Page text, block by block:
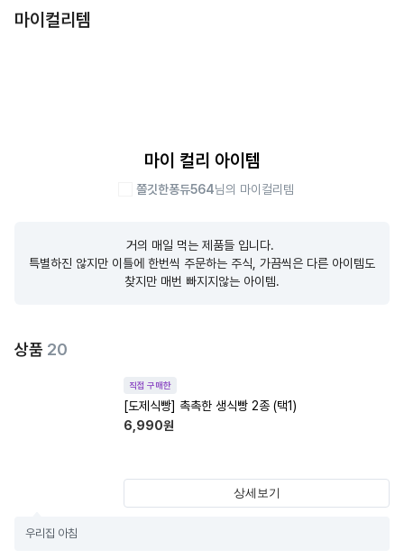
마이컬리템
마이 컬리 아이템
쫄깃한퐁듀564님의 마이컬리템
거의 매일 먹는 제품들 입니다.
특별하진 않지만 이틀에 한번씩 주문하는 주식, 가끔씩은 다른 아이템도
찾지만 매번 빠지지않는 아이템.
상품 20
직접 구매한
[도제식빵] 촉촉한 생식빵 2종 (택1)
6,990원
상세보기
우리집 아침